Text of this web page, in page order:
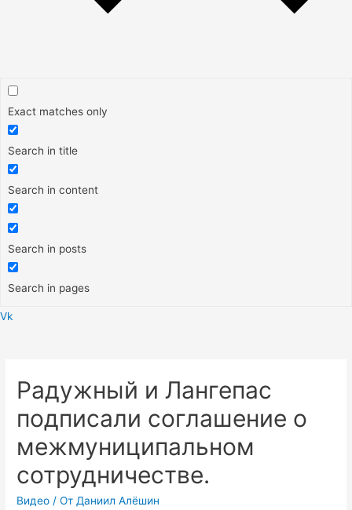
Exact matches only
Search in title
Search in content
Search in posts
Search in pages
Vk
Радужный и Лангепас
подписали соглашение о
межмуниципальном
сотрудничестве.
Видео / От Даниил Алёшин